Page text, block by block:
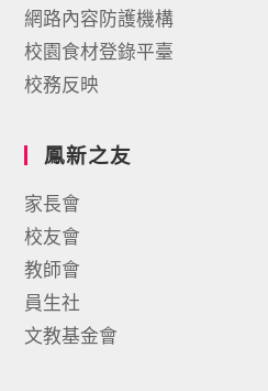
網路內容防護機構
校園食材登錄平臺
校務反映
鳳新之友
家長會
校友會
教師會
員生社
文教基金會